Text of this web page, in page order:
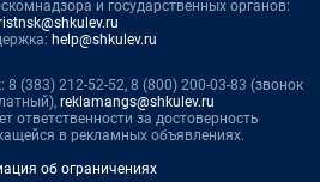
и государственных органов:
help@shkulev.ru
(383) 212-52-52, 8 (800) 200-03-83 (звонок
reklamangs@shkulev.ru
ответственности за достоверность
в рекламных объявлениях.
об ограничениях